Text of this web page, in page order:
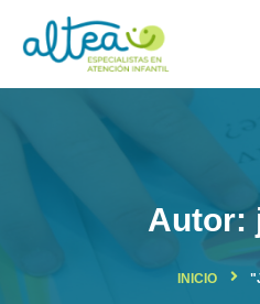
Autor:
INICIO